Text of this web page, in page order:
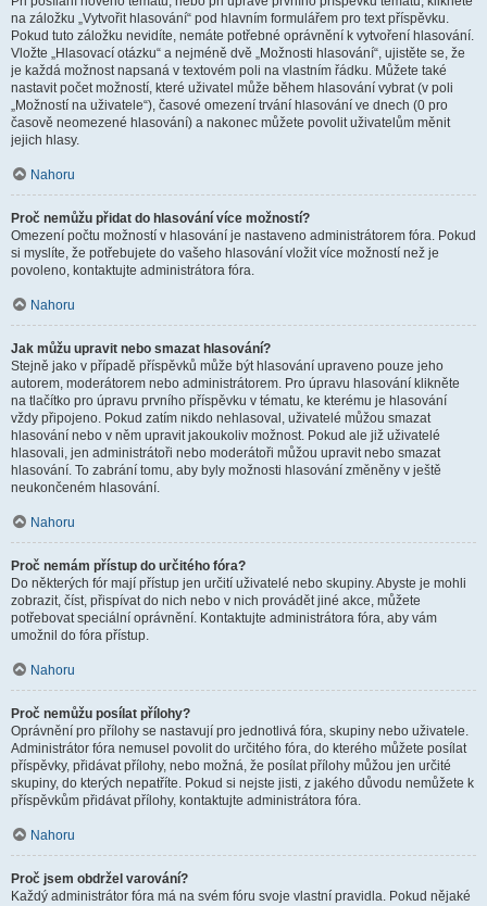
na záložku „Vytvořit hlasování“ pod hlavním formulářem pro text příspěvku.
Pokud tuto záložku nevidíte, nemáte potřebné oprávnění k vytvoření hlasování.
Vložte „Hlasovací otázku“ a nejméně dvě „Možnosti hlasování“, ujistěte se, že
je každá možnost napsaná v textovém poli na vlastním řádku. Můžete také
nastavit počet možností, které uživatel může během hlasování vybrat (v poli
„Možností na uživatele“), časové omezení trvání hlasování ve dnech (0 pro
časově neomezené hlasování) a nakonec můžete povolit uživatelům měnit
jejich hlasy.
Nahoru
Proč nemůžu přidat do hlasování více možností?
Omezení počtu možností v hlasování je nastaveno administrátorem fóra. Pokud
si myslíte, že potřebujete do vašeho hlasování vložit více možností než je
povoleno, kontaktujte administrátora fóra.
Nahoru
Jak můžu upravit nebo smazat hlasování?
Stejně jako v případě příspěvků může být hlasování upraveno pouze jeho
autorem, moderátorem nebo administrátorem. Pro úpravu hlasování klikněte
na tlačítko pro úpravu prvního příspěvku v tématu, ke kterému je hlasování
vždy připojeno. Pokud zatím nikdo nehlasoval, uživatelé můžou smazat
hlasování nebo v něm upravit jakoukoliv možnost. Pokud ale již uživatelé
hlasovali, jen administrátoři nebo moderátoři můžou upravit nebo smazat
hlasování. To zabrání tomu, aby byly možnosti hlasování změněny v ještě
neukončeném hlasování.
Nahoru
Proč nemám přístup do určitého fóra?
Do některých fór mají přístup jen určití uživatelé nebo skupiny. Abyste je mohli
zobrazit, číst, přispívat do nich nebo v nich provádět jiné akce, můžete
potřebovat speciální oprávnění. Kontaktujte administrátora fóra, aby vám
umožnil do fóra přístup.
Nahoru
Proč nemůžu posílat přílohy?
Oprávnění pro přílohy se nastavují pro jednotlivá fóra, skupiny nebo uživatele.
Administrátor fóra nemusel povolit do určitého fóra, do kterého můžete posílat
příspěvky, přidávat přílohy, nebo možná, že posílat přílohy můžou jen určité
skupiny, do kterých nepatříte. Pokud si nejste jisti, z jakého důvodu nemůžete k
příspěvkům přidávat přílohy, kontaktujte administrátora fóra.
Nahoru
Proč jsem obdržel varování?
Každý administrátor fóra má na svém fóru svoje vlastní pravidla. Pokud nějaké